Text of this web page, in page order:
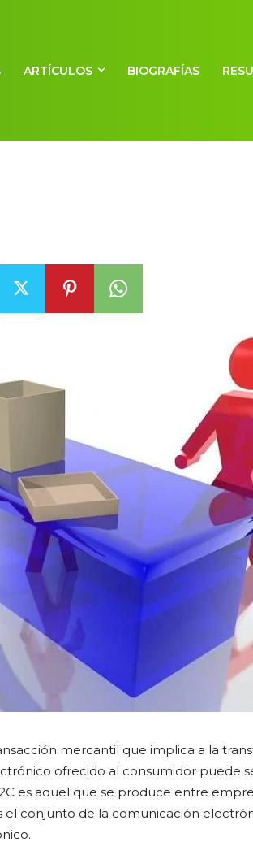
ARTÍCULOS BIOGRAFÍAS
mercantil que implica a la
ofrecido al consumidor puede
es aquel que se produce entre
el conjunto de la comunicación